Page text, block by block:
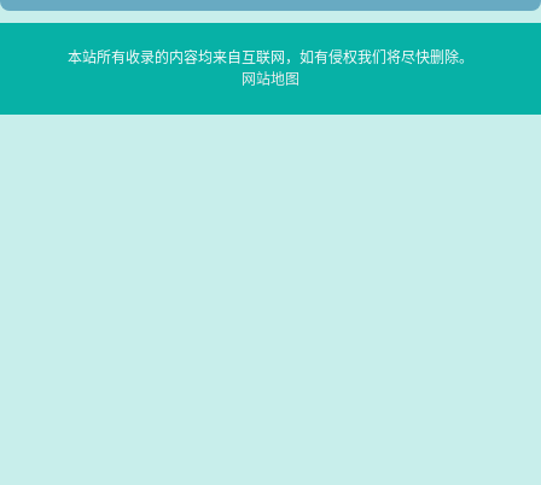
本站所有收录的内容均来自互联网，如有侵权我们将尽快删除。
网站地图